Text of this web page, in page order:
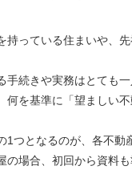
持っている住まいや、
手続きや実務はとても
何を基準に「望ましい
1つとなるのが、各不動
の場合、初回から資料